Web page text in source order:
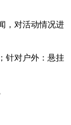
，对活动情况进
针对户外：悬挂